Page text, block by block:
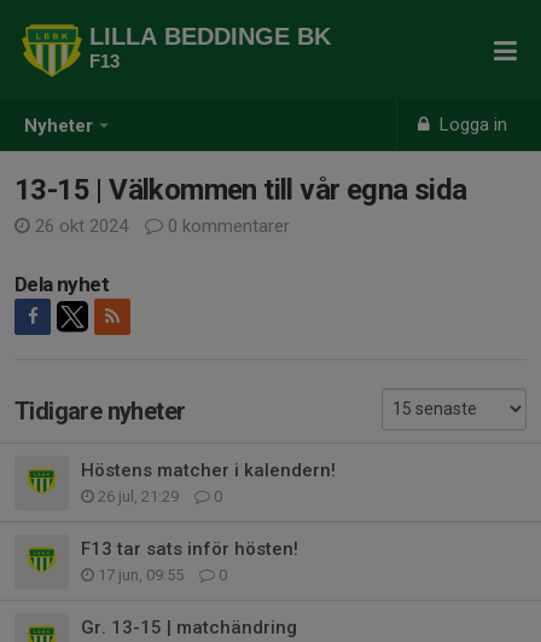
Nyheter Logga in
LILLA BEDDINGE BK
F13
13-15 | Välkommen till vår egna sida
26 okt 2024 0 kommentarer
Dela nyhet
Tidigare nyheter
Höstens matcher i kalendern!
26 jul, 21:29 0
F13 tar sats inför hösten!
17 jun, 09:55 0
Gr. 13-15 | matchändring